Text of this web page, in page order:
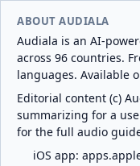
ABOUT AUDIALA
Audiala is an AI-
across 96 countries.
languages. Available
Editorial content (c)
summarizing for a
for the full audio
iOS app: